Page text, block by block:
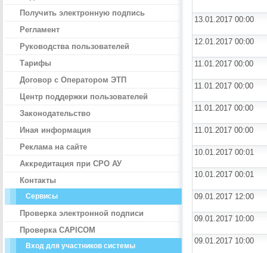
Получить электронную подпись
Регламент
Руководства пользователей
Тарифы
Договор с Оператором ЭТП
Центр поддержки пользователей
Законодательство
Иная информация
Реклама на сайте
Аккредитация при СРО АУ
Контакты
Сервисы
Проверка электронной подписи
Проверка CAPICOM
Вход для участников системы
13.01.2017 00:00
12.01.2017 00:00
11.01.2017 00:00
11.01.2017 00:00
11.01.2017 00:00
11.01.2017 00:00
10.01.2017 00:01
10.01.2017 00:01
09.01.2017 12:00
09.01.2017 10:00
09.01.2017 10:00